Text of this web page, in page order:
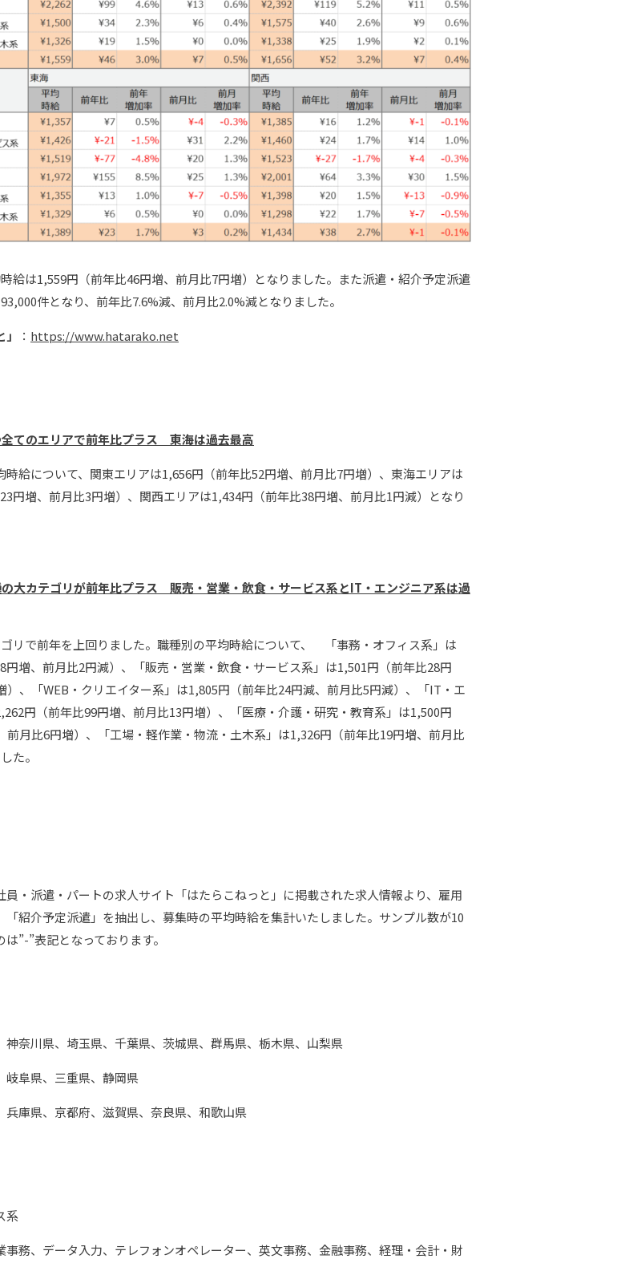
給は1,559円（前年比46円増、前月比7円増）となりました。また派遣・紹介予定派遣
件となり、前年比7.6%減、前月比2.0%減となりました。
： https://www.hatarako.net
全てのエリアで前年比プラス 東海は過去最高
給について、関東エリアは1,656円（前年比52円増、前月比7円増）、東海エリアは
円増、前月比3円増）、関西エリアは1,434円（前年比38円増、前月比1円減）となり
の大カテゴリが前年比プラス 販売・営業・飲食・サービス系とIT・エンジニア系は過
リで前年を上回りました。職種別の平均時給について、 「事務・オフィス系」は
円増、前月比2円減）、「販売・営業・飲食・サービス系」は1,501円（前年比28円
）、「WEB・クリエイター系」は1,805円（前年比24円減、前月比5円減）、「IT・エ
円（前年比99円増、前月比13円増）、「医療・介護・研究・教育系」は1,500円
前月比6円増）、「工場・軽作業・物流・土木系」は1,326円（前年比19円増、前月比
た。
員・派遣・パートの求人サイト「はたらこねっと」に掲載された求人情報より、雇用
「紹介予定派遣」を抽出し、募集時の平均時給を集計いたしました。サンプル数が10
”-”表記となっております。
神奈川県、埼玉県、千葉県、茨城県、群馬県、栃木県、山梨県
岐阜県、三重県、静岡県
兵庫県、京都府、滋賀県、奈良県、和歌山県
系
事務、データ入力、テレフォンオペレーター、英文事務、金融事務、経理・会計・財